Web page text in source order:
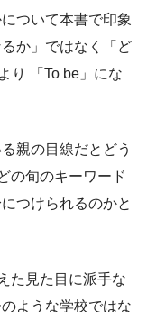
ついて本書で印象
か」ではなく「ど
り 「To be」にな
親の目線だとどう
の旬のキーワード
つけられるのかと
た見た目に派手な
ような学校ではな